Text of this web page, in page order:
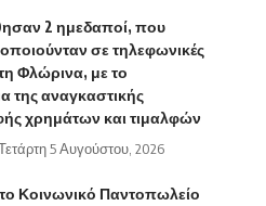
2 ημεδαποί, που
σε τηλεφωνικές
Φλώρινα, με το
της αναγκαστικής
χρημάτων και τιμαλφών
5 Αυγούστου, 2026
Κοινωνικό Παντοπωλείο